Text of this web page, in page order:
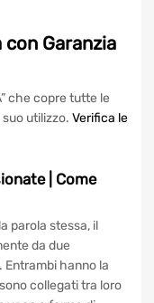
che copre tutte le
| Come
parola stessa, il
da due